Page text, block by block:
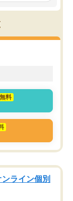
無料
ライン個別